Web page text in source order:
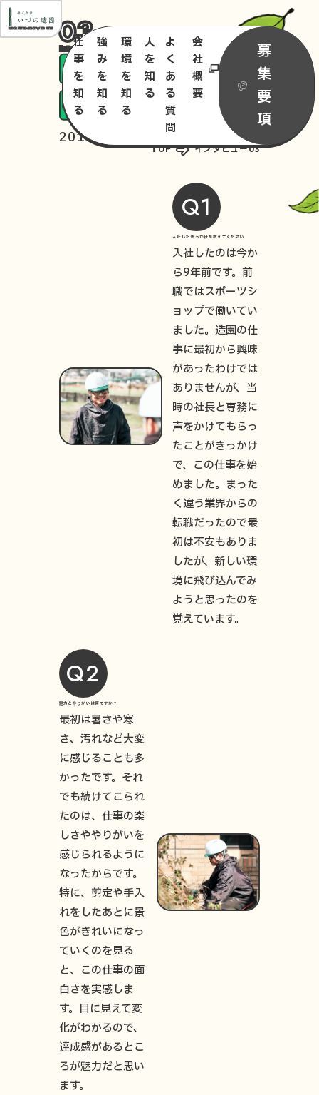
RECRUITEMENT WEB SITE
仕
事
を
知
る
強
み
を
知
る
環
境
を
知
る
人
を
知
る
よ
く
あ
る
質
問
会
社
概
要
募
集
要
項
Interview
03
目に見えてきれいになる
現場の面白さを感じる9年目
2017年度中途入社 K.Sさん
TOP インタビュー03
Q1
入社したきっかけを教えてください
入社したのは今か
ら9年前です。前
職ではスポーツシ
ョップで働いてい
ました。造園の仕
事に最初から興味
があったわけでは
ありませんが、当
時の社長と専務に
声をかけてもらっ
たことがきっかけ
で、この仕事を始
めました。まった
く違う業界からの
転職だったので最
初は不安もありま
したが、新しい環
境に飛び込んでみ
ようと思ったのを
覚えています。
Q2
魅力とやりがいは何ですか？
最初は暑さや寒
さ、汚れなど大変
に感じることも多
かったです。それ
でも続けてこられ
たのは、仕事の楽
しさややりがいを
感じられるように
なったからです。
特に、剪定や手入
れをしたあとに景
色がきれいになっ
ていくのを見る
と、この仕事の面
白さを実感しま
す。目に見えて変
化がわかるので、
達成感があるとこ
ろが魅力だと思い
ます。